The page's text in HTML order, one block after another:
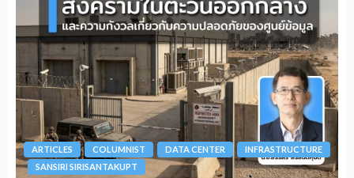
ARTICLES COLUMNIST DATA CENTER
INFRASTRUCTURE
SANSIRI SIRISANTAKUPT